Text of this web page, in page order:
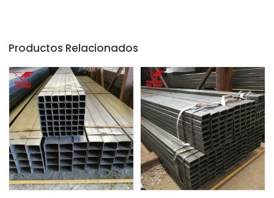
Productos Relacionados